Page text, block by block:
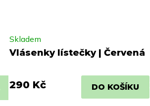
Vlásenky lístečky | Červená
Skladem
290 Kč DO KOŠÍKU